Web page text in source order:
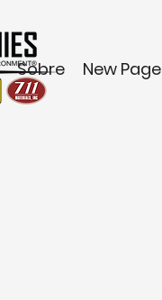
Sobre New Page